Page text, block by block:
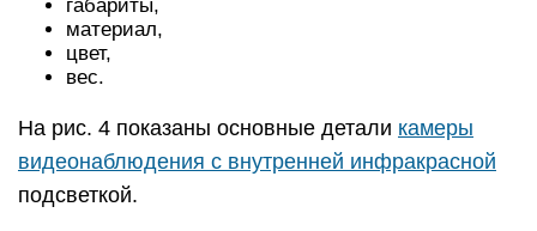
габариты,
материал,
цвет,
вес.
На рис. 4 показаны основные детали камеры
видеонаблюдения с внутренней инфракрасной
подсветкой.